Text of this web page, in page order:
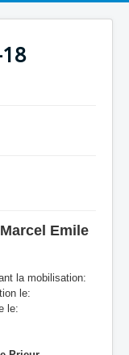
Emile
la mobilisation:
le:
le: